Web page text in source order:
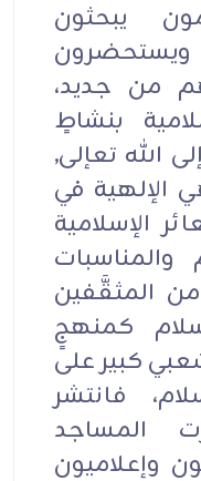
يبحثون
من جديد،
بنشاطٍ
الله تعإلى,
الإلهية في
الإسلامية
والمناسبات
من المثقَّفين
كمنهجٍ
كبير على
فانتشر
المساجد
وإعلاميون